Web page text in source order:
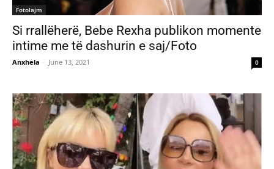
Fotolajm
Si rrallëherë, Bebe Rexha publikon momente
intime me të dashurin e saj/Foto
Anxhela - June 13, 2021 0